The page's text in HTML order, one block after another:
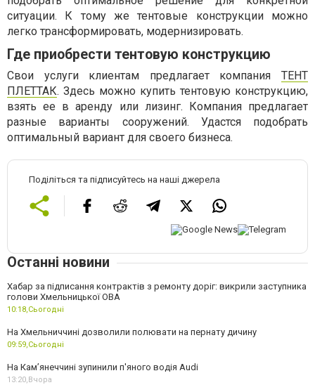
ситуации. К тому же тентовые конструкции можно
легко трансформировать, модернизировать.
Где приобрести тентовую конструкцию
Свои услуги клиентам предлагает компания ТЕНТ
ПЛЕТТАК. Здесь можно купить тентовую конструкцию,
взять ее в аренду или лизинг. Компания предлагает
разные варианты сооружений. Удастся подобрать
оптимальный вариант для своего бизнеса.
Поділіться та підписуйтесь на наші джерела
Останні новини
Хабар за підписання контрактів з ремонту доріг: викрили заступника
голови Хмельницької ОВА
10:18,Сьогодні
На Хмельниччині дозволили полювати на пернату дичину
09:59,Сьогодні
На Камʼянеччині зупинили п'яного водія Audi
13:20,Вчора